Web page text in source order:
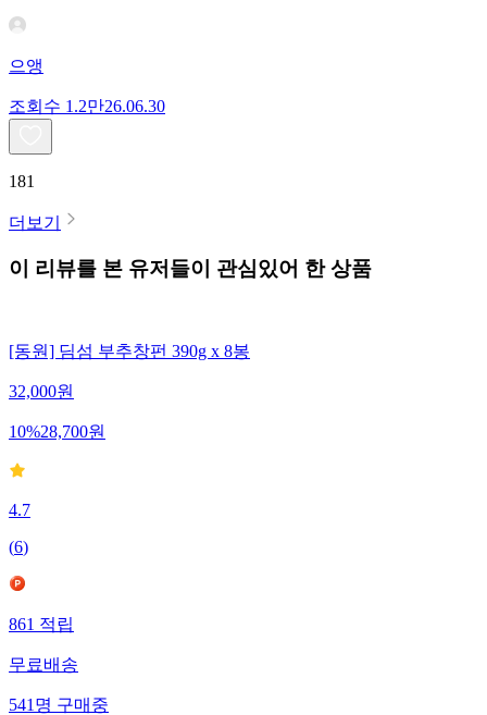
으앵
조회수 1.2만26.06.30
181
더보기
이 리뷰를 본 유저들이 관심있어 한 상품
[동원] 딤섬 부추창펀 390g x 8봉
32,000원
10%28,700원
4.7
(6)
861 적립
무료배송
541 명 구매중